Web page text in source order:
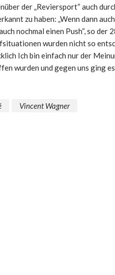
der „Reviersport“ auch
zu haben: „Wenn dann
nochmal einen Push“, so
wurden nicht so
Ich bin einfach nur der
wurden und gegen uns ging
Vincent Wagner